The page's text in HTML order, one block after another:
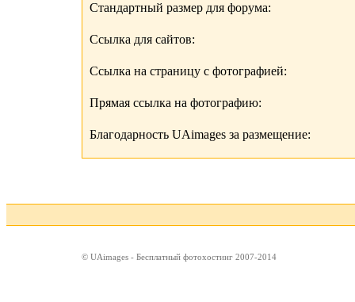
Стандартный размер для форума:
Ссылка для сайтов:
Ссылка на страницу с фотографией:
Прямая ссылка на фотографию:
Благодарность UAimages за размещение:
© UAimages - Бесплатный фотохостинг 2007-2014